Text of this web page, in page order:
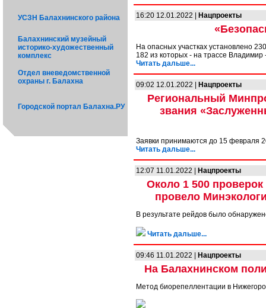
УСЗН Балахнинского района
Балахнинский музейный
историко-художественный
комплекс
Отдел вневедомственной
охраны г. Балахна
Городской портал Балахна.РУ
16:20 12.01.2022 | Нацпроекты
На опасных участках установлено
182 из которых - на трассе
Читать дальше...
09:02 12.01.2022 | Нацпроекты
Региональный
звания
Заявки принимаются до 15 февраля
Читать дальше...
12:07 11.01.2022 | Нацпроекты
Около 1 500
провело
В результате рейдов было
Читать дальше...
09:46 11.01.2022 | Нацпроекты
На Балахнинском
Метод биорепеллентации в